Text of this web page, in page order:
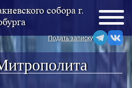
собора г.
Подать записку